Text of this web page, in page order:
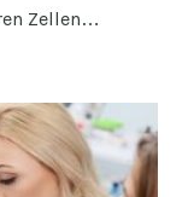
Zellen…